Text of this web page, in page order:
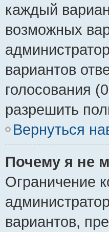
каждый
возможных
вариантов
голосования
разрешить
Вернуться
Почему я не
Ограничение
вариантов,